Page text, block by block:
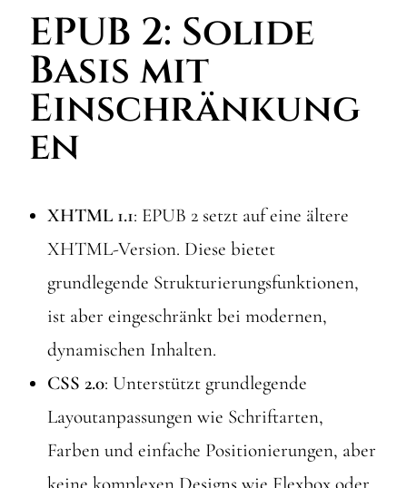
EPUB 2: Solide
Basis mit
Einschränkung
en
XHTML 1.1: EPUB 2 setzt auf eine ältere
XHTML-Version. Diese bietet
grundlegende Strukturierungsfunktionen,
ist aber eingeschränkt bei modernen,
dynamischen Inhalten.
CSS 2.0: Unterstützt grundlegende
Layoutanpassungen wie Schriftarten,
Farben und einfache Positionierungen, aber